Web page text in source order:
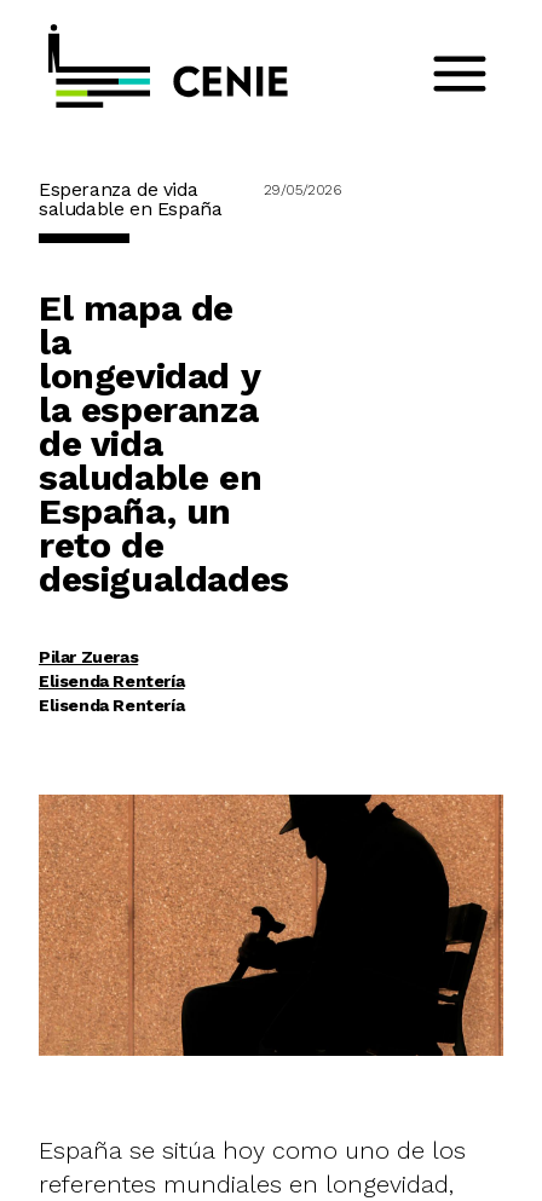
Esperanza de vida
saludable en España
29/05/2026
El mapa de
la
longevidad y
la esperanza
de vida
saludable en
España, un
reto de
desigualdades
Pilar Zueras
Elisenda Rentería
Elisenda Rentería
España se sitúa hoy como uno de los
referentes mundiales en longevidad,